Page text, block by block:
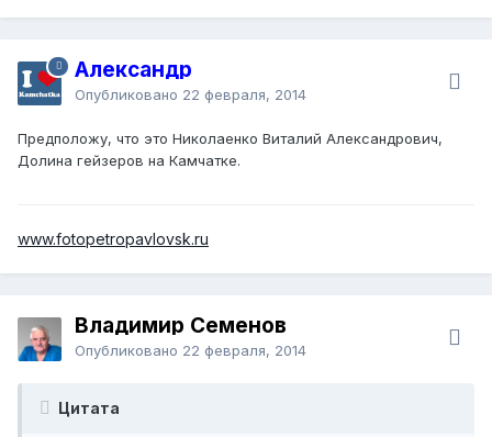
Александр
Опубликовано 22 февраля, 2014
Предположу, что это Николаенко Виталий Александрович,
Долина гейзеров на Камчатке.
www.fotopetropavlovsk.ru
Владимир Семенов
Опубликовано 22 февраля, 2014
Цитата